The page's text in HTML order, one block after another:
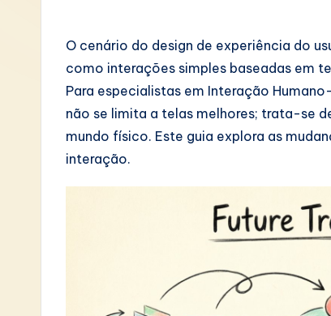
O cenário do design de experiência do
como interações simples baseadas em
Para especialistas em Interação
não se limita a telas melhores; trata-se
mundo físico. Este guia explora as
interação.